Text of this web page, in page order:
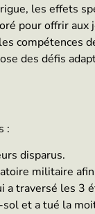
les effets
pour offrir
compétences
des défis
:
disparus.
militaire
traversé les 3
et a tué la